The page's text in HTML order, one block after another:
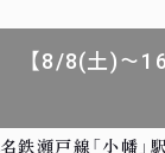
【8/8(土)～
名鉄瀬戸線「小幡